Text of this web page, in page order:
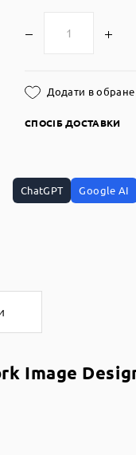
Додати в обране
СПОСІБ ДОСТАВКИ
ChatGPT Google AI
Image